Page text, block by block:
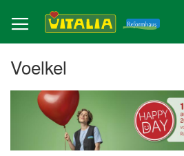
zum
Inhalt
Voelkel